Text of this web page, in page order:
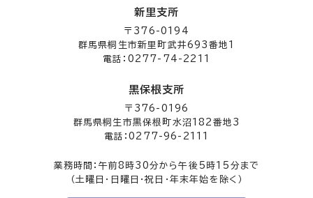
新里支所
〒376-0194
群馬県桐生市新里町武井693番地1
電話：0277-74-2211
黒保根支所
〒376-0196
群馬県桐生市黒保根町水沼182番地3
電話：0277-96-2111
業務時間：午前8時30分から午後5時15分まで
（土曜日・日曜日・祝日・年末年始を除く）